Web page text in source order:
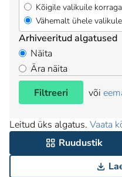
Kõigile valikuile korraga
Vähemalt ühele valikule
Arhiveeritud algatused
Näita
Ära näita
Filtreeri
või
Leitud üks algatus. Vaata
Ruudustik